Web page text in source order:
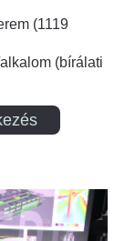
(1119
(bírálati